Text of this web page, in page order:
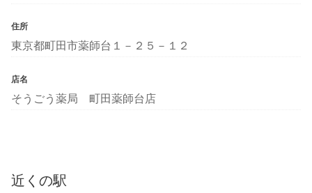
住所
東京都町田市薬師台１－２５－１２
店名
そうごう薬局 町田薬師台店
近くの駅